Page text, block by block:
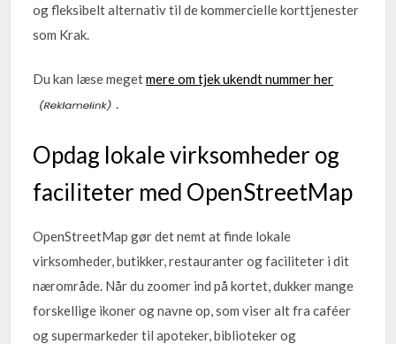
og fleksibelt alternativ til de kommercielle korttjenester
som Krak.
Du kan læse megetmere om tjek ukendt nummer her
.
Opdag lokale virksomheder og
faciliteter med OpenStreetMap
OpenStreetMap gør det nemt at finde lokale
virksomheder, butikker, restauranter og faciliteter i dit
nærområde. Når du zoomer ind på kortet, dukker mange
forskellige ikoner og navne op, som viser alt fra caféer
og supermarkeder til apoteker, biblioteker og